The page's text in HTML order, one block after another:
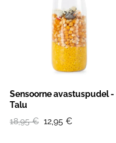
Sensoorne avastuspudel -
Talu
18,95 € 12,95 €